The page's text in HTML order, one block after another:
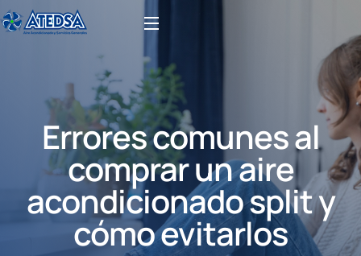
Errores comunes al
comprar un aire
acondicionado split y
cómo evitarlos